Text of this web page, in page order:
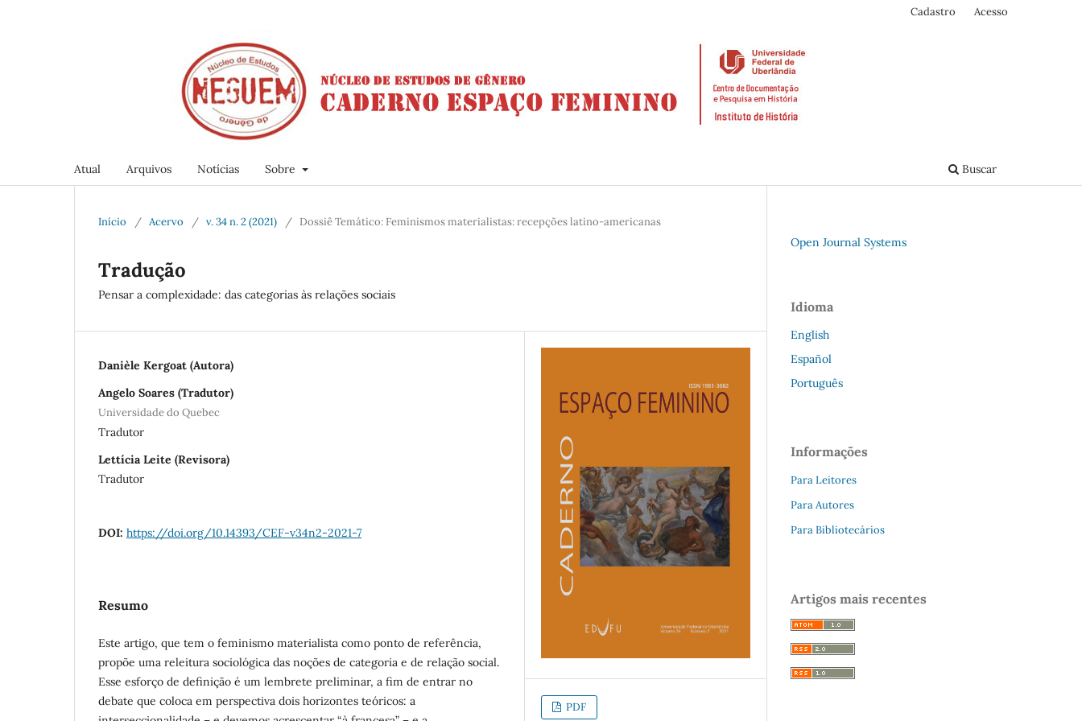
Atual Arquivos Notícias Sobre Buscar
Cadastro Acesso
Início / Acervo / v. 34 n. 2 (2021) / Dossiê Temático: Feminismos materialistas: recepções latino-americanas
Tradução
Pensar a complexidade: das categorias às relações sociais
Danièle Kergoat (Autora)
Angelo Soares (Tradutor)
Universidade do Quebec
Tradutor
Lettícia Leite (Revisora)
Tradutor
DOI: https://doi.org/10.14393/CEF-v34n2-2021-7
Resumo
Este artigo, que tem o feminismo materialista como ponto de referência,
propõe uma releitura sociológica das noções de categoria e de relação social.
Esse esforço de definição é um lembrete preliminar, a fim de entrar no
debate que coloca em perspectiva dois horizontes teóricos: a
PDF
Open Journal Systems
Idioma
English
Español
Português
Informações
Para Leitores
Para Autores
Para Bibliotecários
Artigos mais recentes